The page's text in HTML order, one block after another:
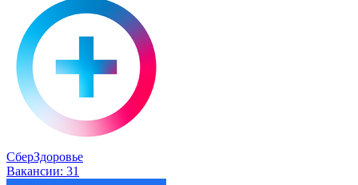
СберЗдоровье
Вакансии: 31